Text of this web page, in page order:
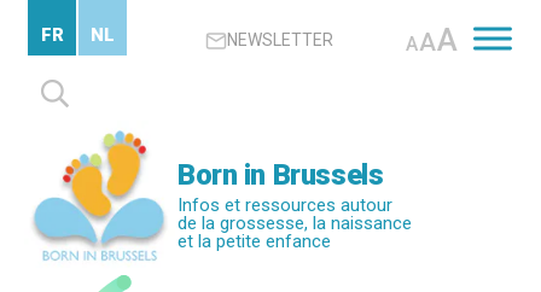
contenu
principal
NEWSLETTER AAA
Rechercher :
FR NL
Born in Brussels
Infos et ressources autour
de la grossesse, la naissance
et la petite enfance